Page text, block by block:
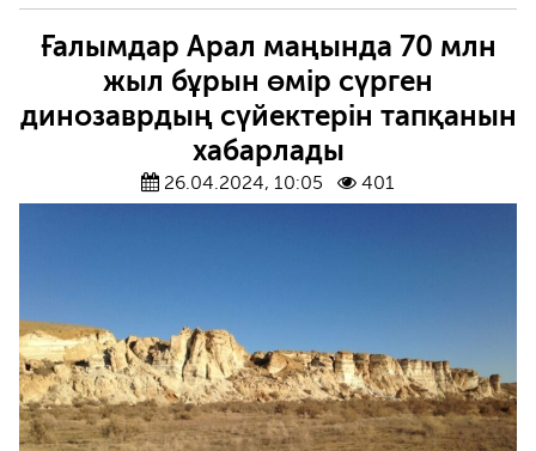
Ғалымдар Арал маңында 70 млн
жыл бұрын өмір сүрген
динозаврдың сүйектерін тапқанын
хабарлады
26.04.2024, 10:05 401